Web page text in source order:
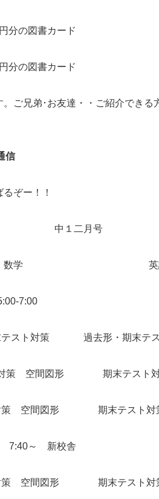
分の図書カード
分の図書カード
。ご兄弟･お友達・・ご紹介でき
信
ぞー！！
中１二月号
英
＆Ａ 5:00-
末テスト対策 過去形・
ト対策 空間図形 期
ト対策 空間図形 期
Ｑ＆Ａ 7:40～
ト対策 空間図形 期